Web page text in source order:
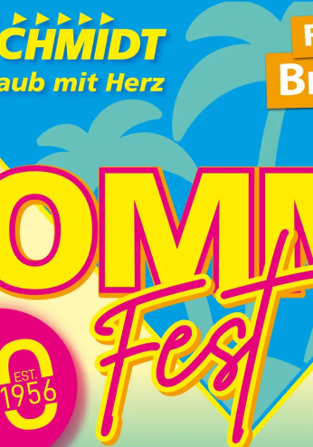
Cookie borlabs-cookie
Speichert die im Dialog von Borlabs
Name:
borlabs-cookie
Beschreibung:
Dieses Cookie
www.der-schmidt-
Lebensdauer:
60 Tage
Zweck:
Funktional
Typ:
HTTP
Informationen
Name Reisebüro Schmidt GmbH
Dies ist der Eigentümer
die Verarbeitung Ihrer
Halchtersche Str. 33, 38304
der
https://www.der-schmidt-
URL https://www.der-schmidt-